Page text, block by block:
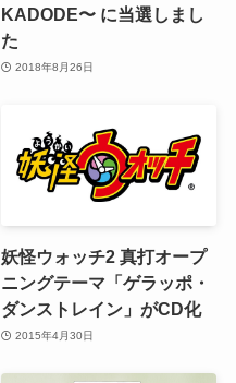
KADODE〜 に当選しまし
た
2018年8月26日
妖怪ウォッチ2 真打オープ
ニングテーマ「ゲラッポ・
ダンストレイン」がCD化
2015年4月30日